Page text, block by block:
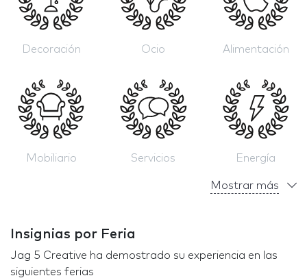
Decoración Ocio Alimentación
Mobiliario Servicios Energía
Mostrar más
Insignias por Feria
Jag 5 Creative ha demostrado su experiencia en las
siguientes ferias